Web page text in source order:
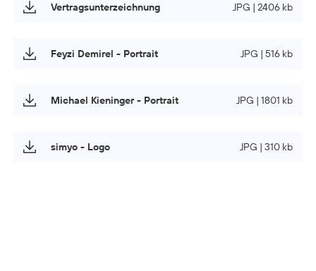
Vertragsunterzeichnung JPG | 2406 kb
Feyzi Demirel - Portrait JPG | 516 kb
Michael Kieninger - Portrait JPG | 1801 kb
simyo - Logo JPG | 310 kb